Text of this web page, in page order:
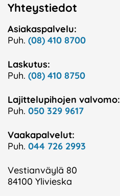
Yhteystiedot
Asiakaspalvelu:
Puh. (08) 410 8700
Laskutus:
Puh. (08) 410 8750
Lajittelupihojen valvomo:
Puh. 050 329 9617
Vaakapalvelut:
Puh. 044 726 2993
Vestianväylä 80
84100 Ylivieska